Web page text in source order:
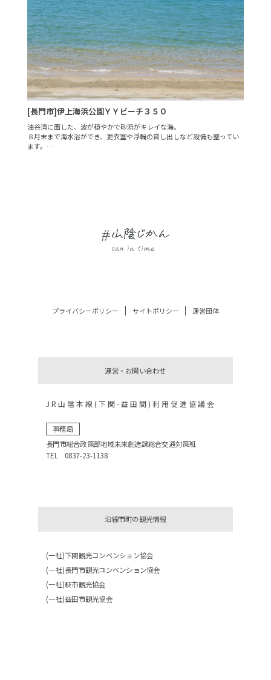
[長門市]伊上海浜公園ＹＹビーチ３５０
油谷湾に面した、波が穏やかで砂浜がキレイな海。
８月末まで海水浴ができ、更衣室や浮輪の貸し出しなど設備も整ってい
ます。
プライバシーポリシー サイトポリシー 運営団体
運営・お問い合わせ
JR山陰本線(下関-益田間)利用促進協議会
事務局
長門市総合政策部地域未来創造課総合交通対策班
TEL 0837-23-1138
沿線市町の観光情報
(一社)下関観光コンベンション協会
(一社)長門市観光コンベンション協会
(一社)萩市観光協会
(一社)益田市観光協会